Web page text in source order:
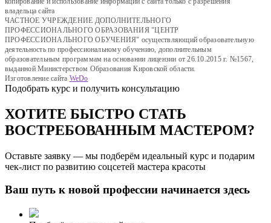
владельца сайта
ЧАСТНОЕ УЧРЕЖДЕНИЕ ДОПОЛНИТЕЛЬНОГО
ПРОФЕССИОНАЛЬНОГО ОБРАЗОВАНИЯ "ЦЕНТР
ПРОФЕССИОНАЛЬНОГО ОБУЧЕНИЯ" осуществляющий образовательную
деятельность по профессиональному обучению, дополнительным
образовательным программам на основании лицензии от 26.10.2015 г. №1567,
выданной Министерством Образования Кировской области.
Изготовление сайта WeDo
Подобрать курс и получить консультацию
ХОТИТЕ БЫСТРО СТАТЬ
ВОСТРЕБОВАННЫМ МАСТЕРОМ?
Оставьте заявку — мы подберём идеальный курс и подарим
чек-лист по развитию соцсетей мастера красоты
Ваш путь к новой профессии начинается здесь